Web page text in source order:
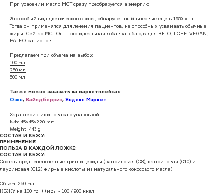
При усвоении масло МСТ сразу преобразуется в энергию.
Это особый вид диетического жира, обнаруженный впервые еще в 1950-х гг.
Тогда он применялся для лечения пациентов, не способных усваивать обычные
жиры. Сейчас MCT Oil — это идеальная добавка к блюду для КЕТO, LCHF, VEGAN,
PALEO рационов.
Предлагаем три объема на выбор:
100 мл
250 мл
500 мл
Также можно заказать на маркетплейсах:
Озон, Вайлдберриз, Яндекс Маркет
Характеристики товара с упаковкой:
lwh: 45x45x220 mm
Weight: 443 g
CОСТАВ И КБЖУ:
ПРИМЕНЕНИЕ:
ПОЛЬЗА В КАЖДОЙ ЛОЖКЕ:
CОСТАВ И КБЖУ:
Состав: среднецепочечные триглицериды (каприловая (С8), каприновая (С10) и
лауриновая (С12) жирные кислоты из натурального кокосового масла)
Объем: 250 мл.
КБЖУ на 100 гр: Жиры - 100 / 900 ккал